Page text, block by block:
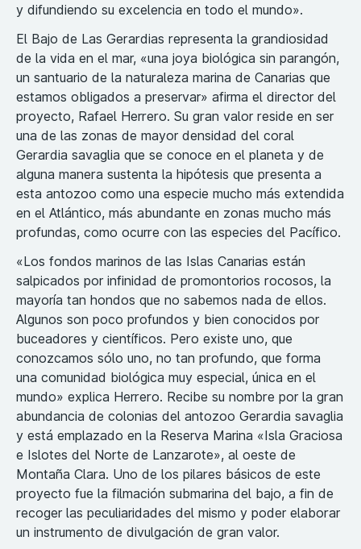
y difundiendo su excelencia en todo el mundo».
El Bajo de Las Gerardias representa la grandiosidad
de la vida en el mar, «una joya biológica sin parangón,
un santuario de la naturaleza marina de Canarias que
estamos obligados a preservar» afirma el director del
proyecto, Rafael Herrero. Su gran valor reside en ser
una de las zonas de mayor densidad del coral
Gerardia savaglia que se conoce en el planeta y de
alguna manera sustenta la hipótesis que presenta a
esta antozoo como una especie mucho más extendida
en el Atlántico, más abundante en zonas mucho más
profundas, como ocurre con las especies del Pacífico.
«Los fondos marinos de las Islas Canarias están
salpicados por infinidad de promontorios rocosos, la
mayoría tan hondos que no sabemos nada de ellos.
Algunos son poco profundos y bien conocidos por
buceadores y científicos. Pero existe uno, que
conozcamos sólo uno, no tan profundo, que forma
una comunidad biológica muy especial, única en el
mundo» explica Herrero. Recibe su nombre por la gran
abundancia de colonias del antozoo Gerardia savaglia
y está emplazado en la Reserva Marina «Isla Graciosa
e Islotes del Norte de Lanzarote», al oeste de
Montaña Clara. Uno de los pilares básicos de este
proyecto fue la filmación submarina del bajo, a fin de
recoger las peculiaridades del mismo y poder elaborar
un instrumento de divulgación de gran valor.